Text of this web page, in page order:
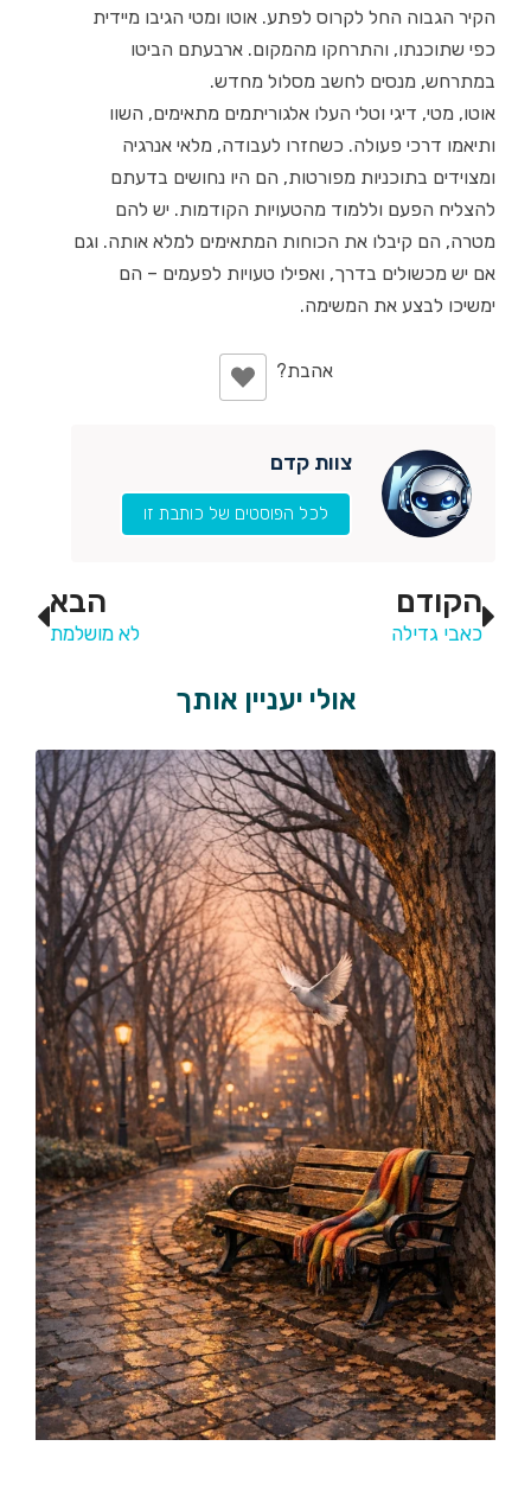
הקיר הגבוה החל לקרוס לפתע. אוטו ומטי הגיבו מיידית
כפי שתוכנתו, והתרחקו מהמקום. ארבעתם הביטו
במתרחש, מנסים לחשב מסלול מחדש.
אוטו, מטי, דיגי וטלי העלו אלגוריתמים מתאימים, השוו
ותיאמו דרכי פעולה. כשחזרו לעבודה, מלאי אנרגיה
ומצוידים בתוכניות מפורטות, הם היו נחושים בדעתם
להצליח הפעם וללמוד מהטעויות הקודמות. יש להם
מטרה, הם קיבלו את הכוחות המתאימים למלא אותה. וגם
אם יש מכשולים בדרך, ואפילו טעויות לפעמים – הם
ימשיכו לבצע את המשימה.
צוות קדם
לכל הפוסטים של כותבת זו
הקודם
כאבי גדילה
הבא
לא מושלמת
אולי יעניין אותך